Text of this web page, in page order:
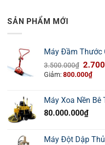
SẢN PHẨM MỚI
Máy Đầm Thước
3.500.000₫ Giá
gốc
Giảm:800.000₫
Máy Xoa Nền
80.000.000₫
Máy Đột Dập